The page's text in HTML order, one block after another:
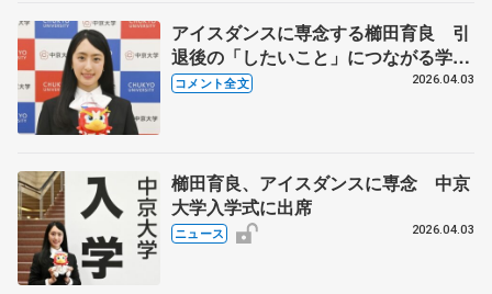
アイスダンスに専念する櫛田育良 引
退後の「したいこと」につながる学び
を大学で【中京大入学式】
コメント全文 2026.04.03
櫛田育良、アイスダンスに専念 中京
大学入学式に出席
ニュース 2026.04.03